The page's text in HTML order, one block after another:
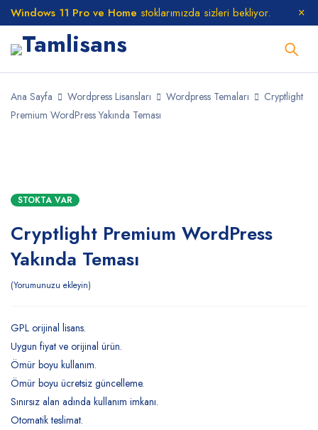
Windows 11 Pro ve Home stoklarımızda sizleri bekliyor.
Ana Sayfa Wordpress Lisansları Wordpress Temaları
Cryptlight
Premium WordPress Yakında Teması
STOKTA VAR
Cryptlight Premium WordPress
Yakında Teması
Yorumunuzu ekleyin
GPL orijinal lisans.
Uygun fiyat ve orijinal ürün.
Ömür boyu kullanım.
Ömür boyu ücretsiz güncelleme.
Sınırsız alan adında kullanım imkanı.
Otomatik teslimat.